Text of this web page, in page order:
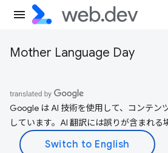
Mother Language Day
Google は AI 技術を使用して、コンテン
しています。AI 翻訳には誤りが含まれる